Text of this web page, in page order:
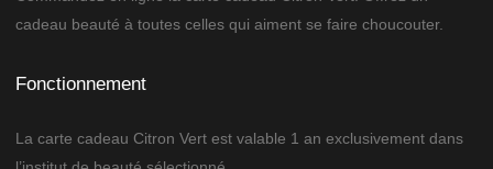
cadeau beauté à toutes celles qui aiment se faire choucouter.
Fonctionnement
La carte cadeau Citron Vert est valable 1 an exclusivement dans